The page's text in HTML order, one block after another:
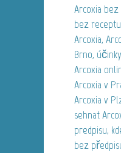
Arcoxia
bez
Arcoxia,
Brno,
Arcoxia
Arcoxia v
Arcoxia v
sehnat
predpisu,
bez